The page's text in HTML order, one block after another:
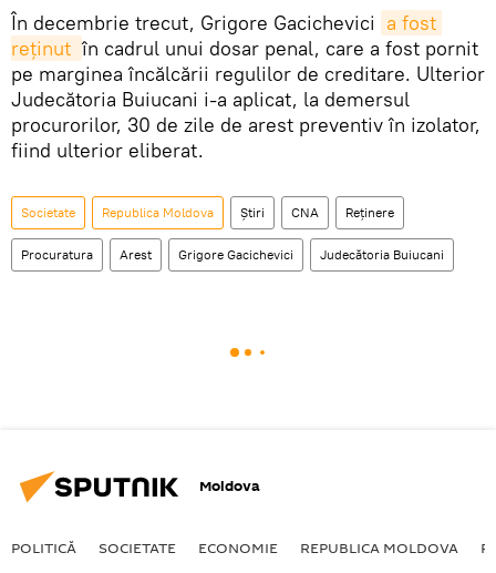
În decembrie trecut, Grigore Gacichevici a fost
reţinut în cadrul unui dosar penal, care a fost pornit
pe marginea încălcării regulilor de creditare. Ulterior
Judecătoria Buiucani i-a aplicat, la demersul
procurorilor, 30 de zile de arest preventiv în izolator,
fiind ulterior eliberat.
Societate Republica Moldova Știri CNA Reţinere
Procuratura Arest Grigore Gacichevici Judecătoria Buiucani
Moldova
POLITICĂ SOCIETATE ECONOMIE REPUBLICA MOLDOVA